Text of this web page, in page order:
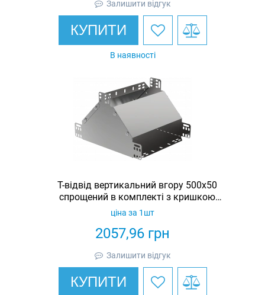
Залишити відгук
КУПИТИ
В наявності
Т-відвід вертикальний вгору 500х50
спрощений в комплекті з кришкою
IEK
2057,96 грн
ціна за 1шт
Залишити відгук
КУПИТИ